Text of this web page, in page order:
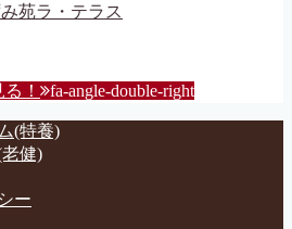
苑ラ・テラス
！ fa-angle-double-right
(特養)
健)
ー